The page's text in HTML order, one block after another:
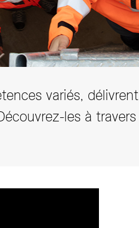
variés, délivrent
les à travers